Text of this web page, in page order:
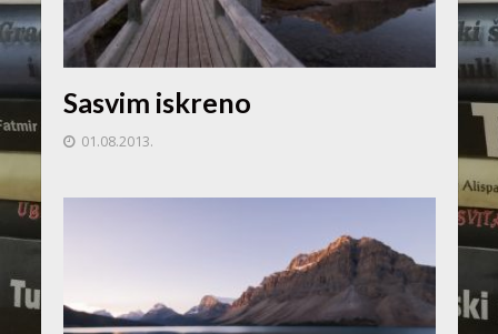
Sasvim iskreno
01.08.2013.